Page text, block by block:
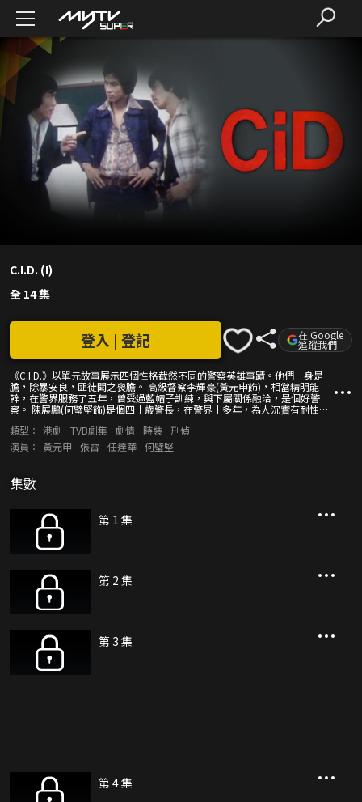
C.I.D. (I)
全 14 集
《C.I.D.》以單元故事展示四個性格截然不同的警察英雄事蹟。他們一身是
膽，除暴安良，匪徒聞之喪膽。 高級督察李輝豪(黃元申飾)，相當精明能
幹，在警界服務了五年，曾受過藍帽子訓練，與下屬關係融洽，是個好警
察。 陳展鵬(何璧堅飾)是個四十歲警長，在警界十多年，為人沉實有耐性，
(張雷飾)，做警探之前做過多種工作，包括酒樓侍應、油漆工人，加入警隊
後表現出色，缺點是好嫖賭。 呂志偉(任達華飾) ，中學畢業後便加入警界，
由於經驗不足，處事猶豫不決，志偉有女朋友，她不喜歡志偉當警察，時有
登入 | 登記 在 Google
追蹤我們
類型： 港劇 TVB劇集 劇情 時裝 刑偵
演員：
黃元申 張雷 任達華 何璧堅
集數
第 1 集
第 2 集
第 3 集
第 4 集